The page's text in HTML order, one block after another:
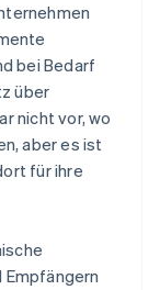
bei Bedarf
über
nicht vor, wo
aber es ist
für ihre